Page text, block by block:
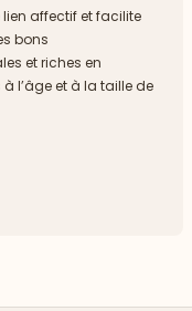
lien affectif et facilite
bons
et riches en
l’âge et à la taille de